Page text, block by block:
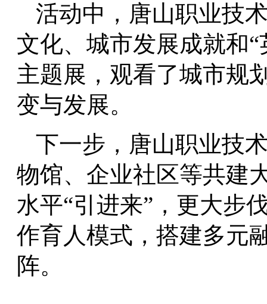
活动中，唐山职业技
文化、城市发展成就和
主题展，观看了城市规
变与发展。
下一步，唐山职业技
物馆、企业社区等共建
水平“引进来”，更大步
作育人模式，搭建多元
阵。